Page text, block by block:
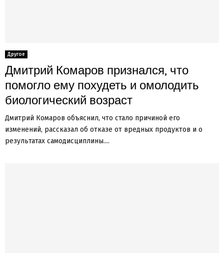
Другое
Дмитрий Комаров признался, что
помогло ему похудеть и омолодить
биологический возраст
Дмитрий Комаров объяснил, что стало причиной его
изменений, рассказал об отказе от вредных продуктов и о
результатах самодисциплины....